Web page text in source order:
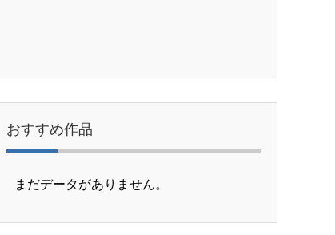
おすすめ作品
まだデータがありません。